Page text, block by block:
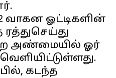
வாகன ஓட்டிகளின்
அண்மையில் ஓர்
கடந்த